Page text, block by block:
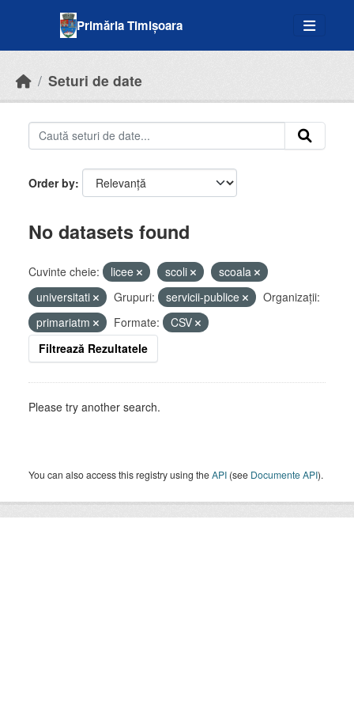
Primăria Timișoara
Seturi de date
Order by
No datasets found
Cuvinte cheie: licee scoli
scoala
universitati
Grupuri: servicii-publice
Organizații:
primariatm
Formate:
CSV
Filtrează Rezultatele
Please try another search.
You can also access this registry using theAPI (see Documente API).